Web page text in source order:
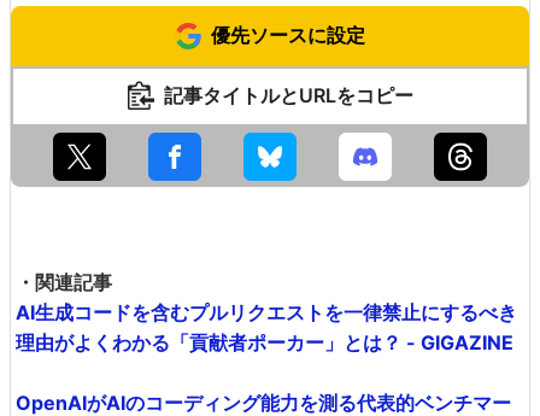
優先ソースに設定
記事タイトルとURLをコピー
・関連記事
AI生成コードを含むプルリクエストを一律禁止にするべき
理由がよくわかる「貢献者ポーカー」とは？ - GIGAZINE
OpenAIがAIのコーディング能力を測る代表的ベンチマー